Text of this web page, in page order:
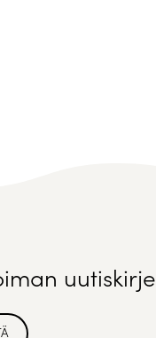
uutiskirje